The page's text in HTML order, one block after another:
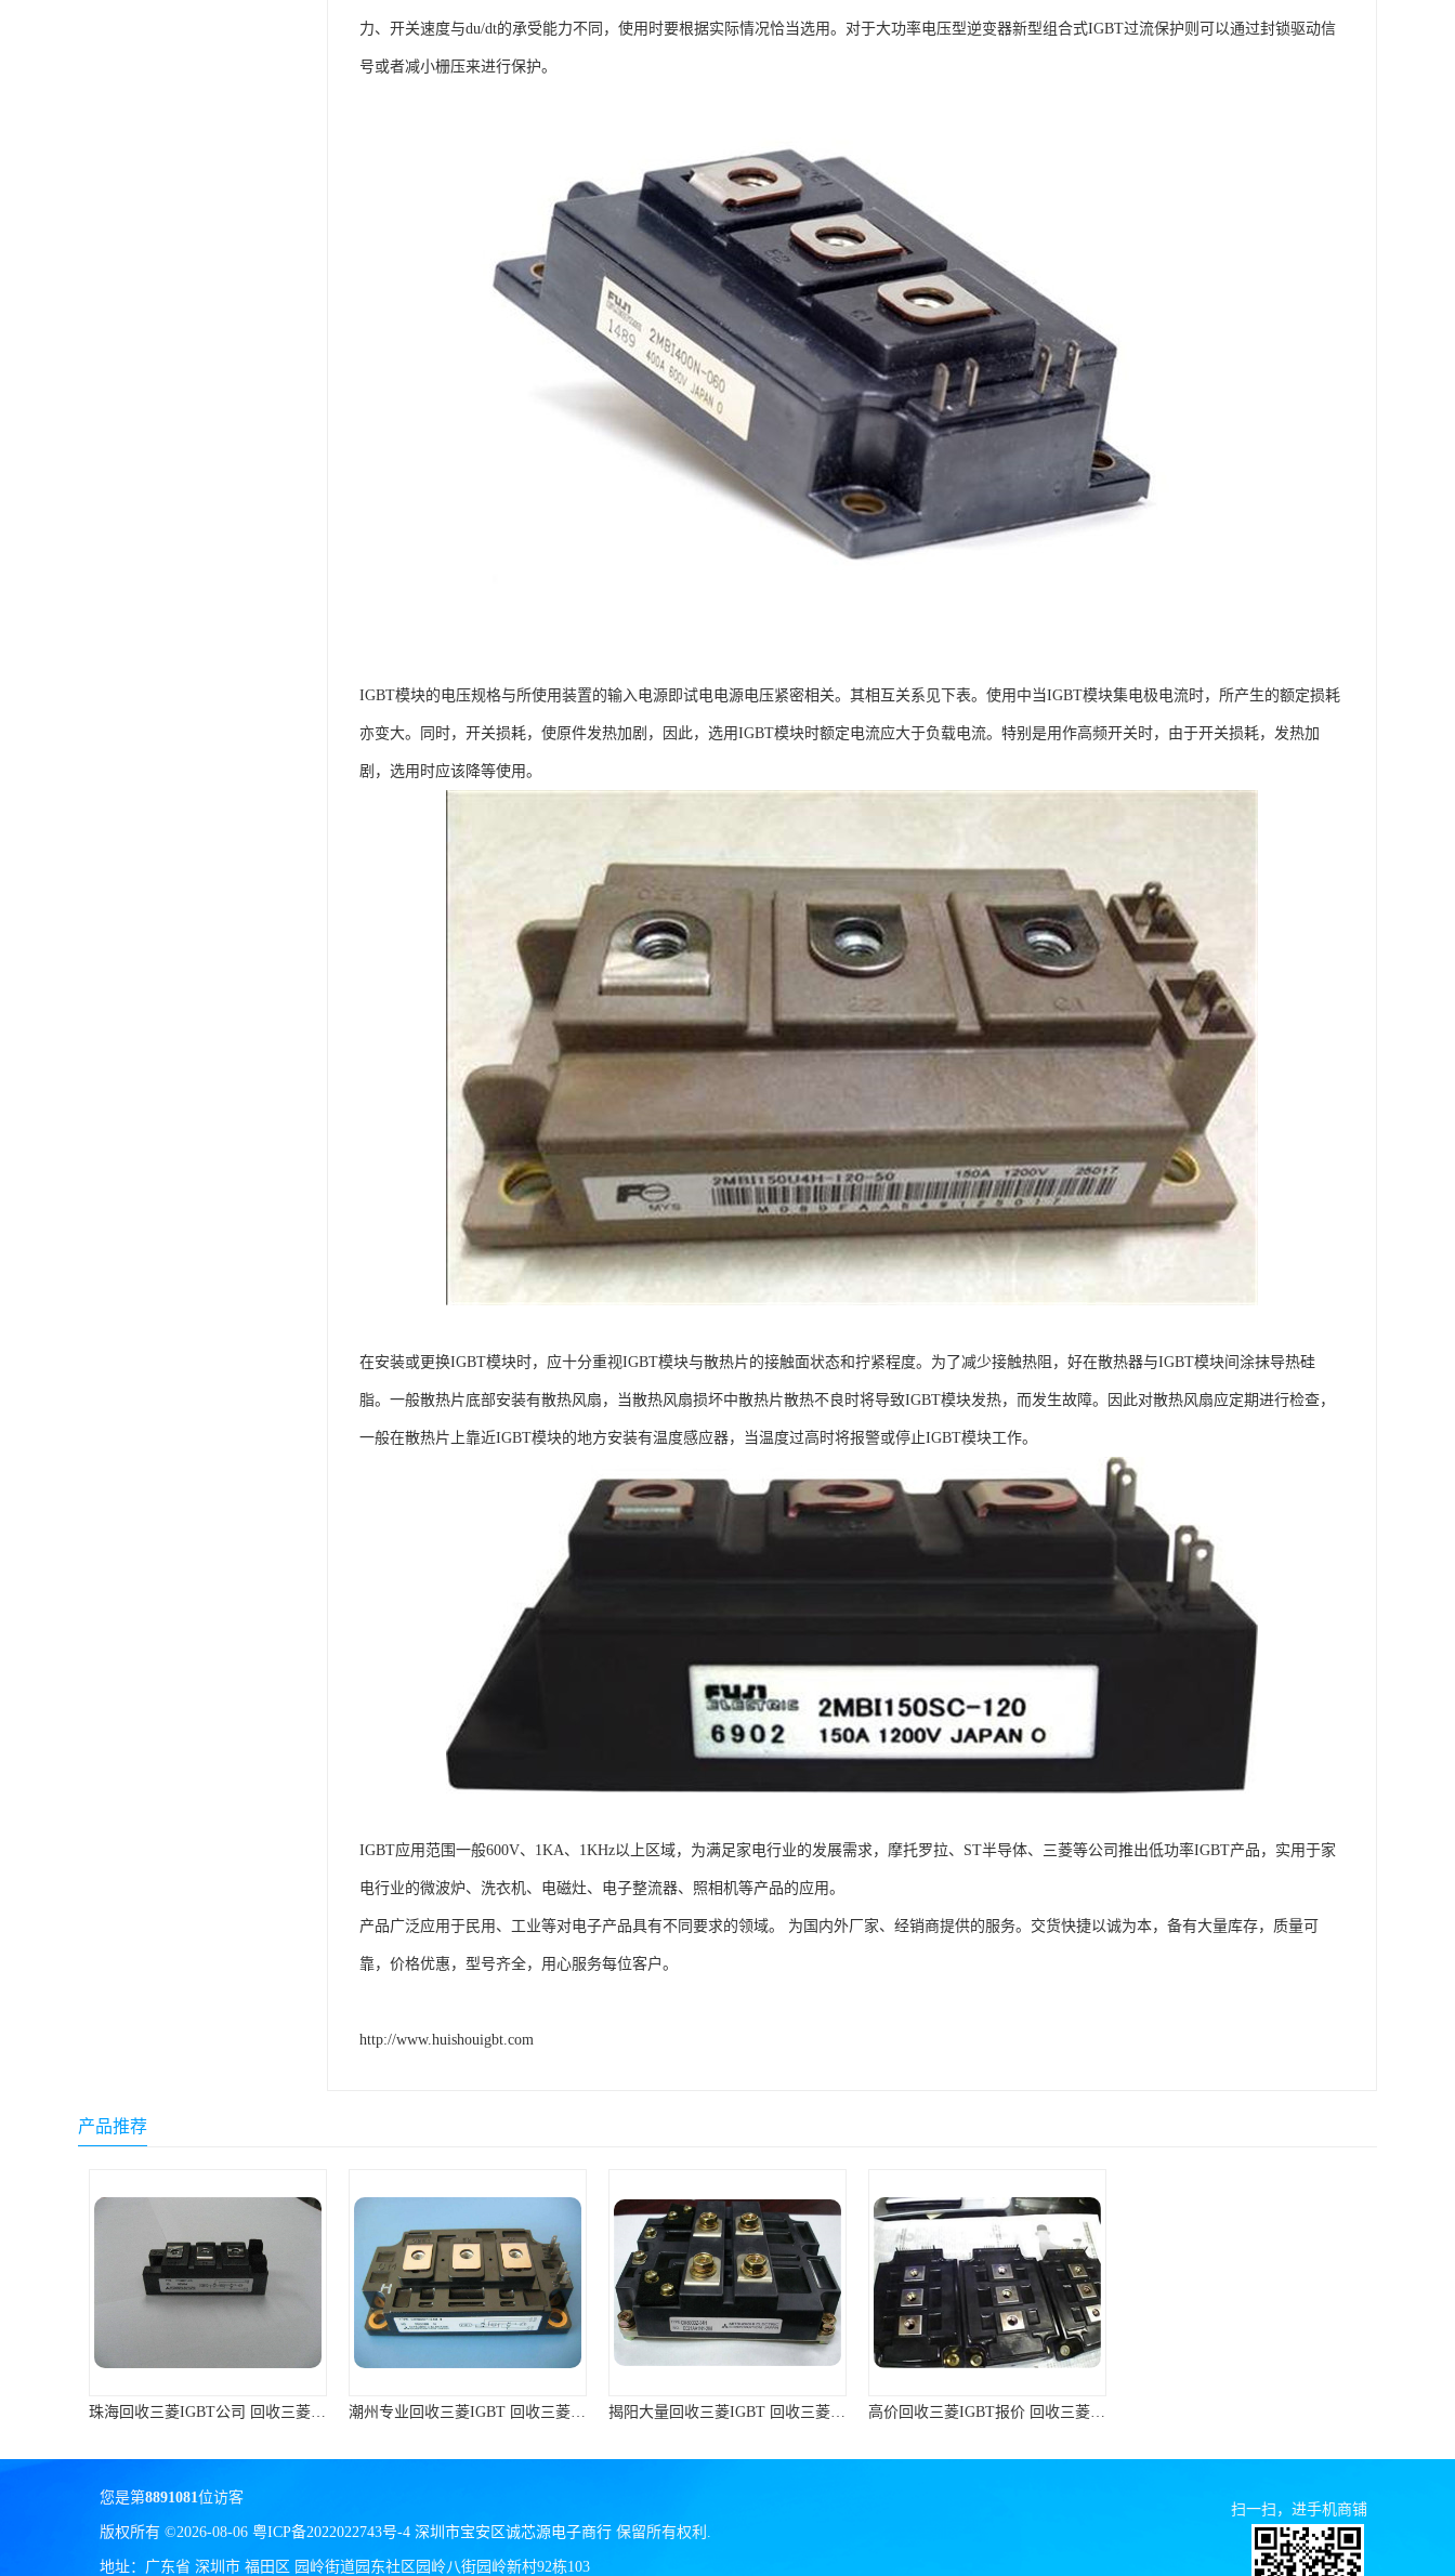
力、开关速度与du/dt的承受能力不同，使用时要根据实际情况恰当选用。对于大功率电压型逆变器新型组合式IGBT过流保护则可以通过封锁驱动信
号或者减小栅压来进行保护。
IGBT模块的电压规格与所使用装置的输入电源即试电电源电压紧密相关。其相互关系见下表。使用中当IGBT模块集电极电流时，所产生的额定损耗
亦变大。同时，开关损耗，使原件发热加剧，因此，选用IGBT模块时额定电流应大于负载电流。特别是用作高频开关时，由于开关损耗，发热加
剧，选用时应该降等使用。
在安装或更换IGBT模块时，应十分重视IGBT模块与散热片的接触面状态和拧紧程度。为了减少接触热阻，好在散热器与IGBT模块间涂抹导热硅
脂。一般散热片底部安装有散热风扇，当散热风扇损坏中散热片散热不良时将导致IGBT模块发热，而发生故障。因此对散热风扇应定期进行检查，
一般在散热片上靠近IGBT模块的地方安装有温度感应器，当温度过高时将报警或停止IGBT模块工作。
IGBT应用范围一般600V、1KA、1KHz以上区域，为满足家电行业的发展需求，摩托罗拉、ST半导体、三菱等公司推出低功率IGBT产品，实用于家
电行业的微波炉、洗衣机、电磁灶、电子整流器、照相机等产品的应用。
产品广泛应用于民用、工业等对电子产品具有不同要求的领域。 为国内外厂家、经销商提供的服务。交货快捷以诚为本，备有大量库存，质量可
靠，价格优惠，型号齐全，用心服务每位客户。
http://www.huishouigbt.com
产品推荐
珠海回收三菱IGBT公司 回收三菱模块 支持各种支付方式 潮州专业回收三菱IGBT 回收三菱模块 免费咨询 揭阳大量回收三菱IGBT 回收三菱模块 长期大量回收 高价回收三菱IGBT报价 回收三菱模块 免费上门回收
您是第8891081位访客
版权所有 ©2026-08-06 粤ICP备2022022743号-4 深圳市宝安区诚芯源电子商行 保留所有权利.
地址：广东省 深圳市 福田区 园岭街道园东社区园岭八街园岭新村92栋103
扫一扫，进手机商铺